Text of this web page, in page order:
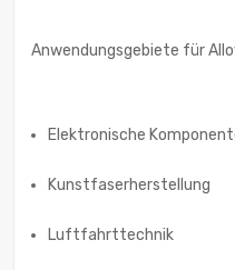
Anwendungsgebiete für
Elektronische
Kunstfaserherstellung
Luftfahrttechnik